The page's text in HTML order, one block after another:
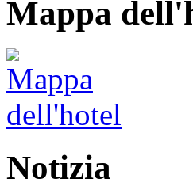
Mappa
Notizia